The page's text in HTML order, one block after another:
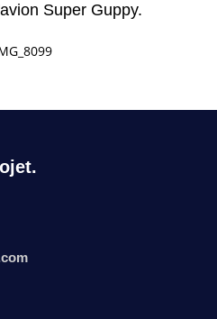
Super Guppy.